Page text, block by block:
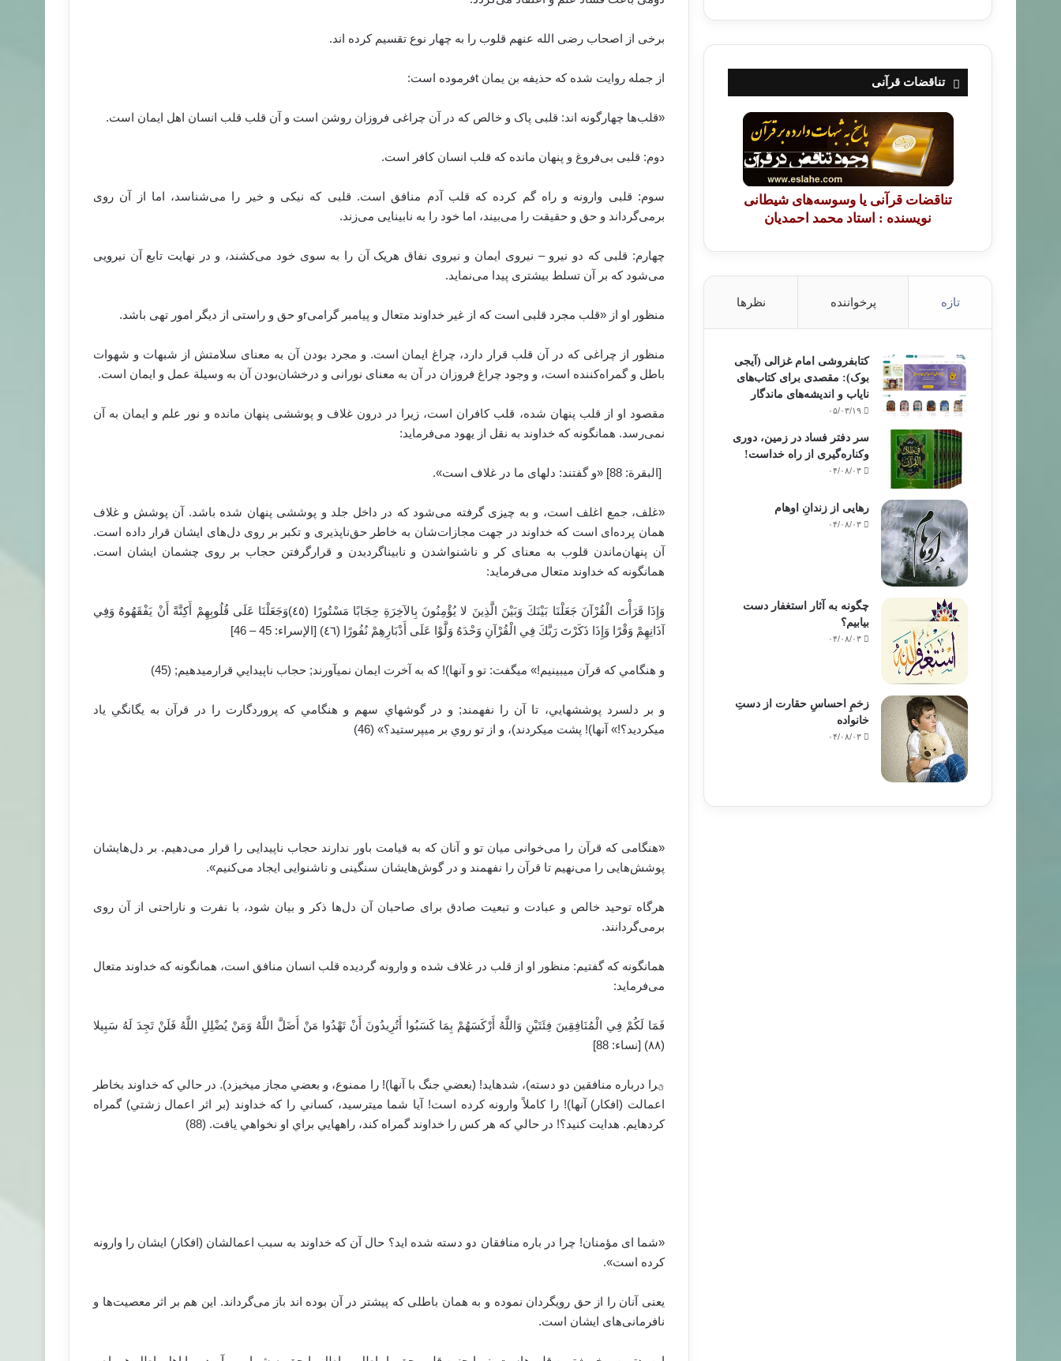
برخی از اصحاب رضی الله عنهم قلوب را به چهار نوع تقسیم کرده اند.
از جمله روایت شده که حذیفه بن یمان tفرموده است:
«قلب‌ها چهارگونه اند: قلبی پاک و خالص که در آن چراغی فروزان روشن است و آن قلب قلب انسان اهل ایمان است.
دوم: قلبی بی‌فروغ و پنهان مانده که قلب انسان کافر است.
سوم: قلبی وارونه و راه گم کرده که قلب آدم منافق است. قلبی که نیکی و خیر را می‌شناسد، اما از آن روی
برمی‌گرداند و حق و حقیقت را می‌بیند، اما خود را به نابینایی می‌زند.
چهارم: قلبی که دو نیرو – نیروی ایمان و نیروی نفاق هریک آن را به سوی خود می‌کشند، و در نهایت تابع آن نیرویی
می‌شود که بر آن تسلط بیشتری پیدا می‌نماید.
منظور او از «قلب مجرد قلبی است که از غیر خداوند متعال و پیامبر گرامیrو حق و راستی از دیگر امور تهی باشد.
منظور از چراغی که در آن قلب قرار دارد، چراغ ایمان است. و مجرد بودن آن به معنای سلامتش از شبهات و شهوات
باطل و گمراه‌کننده است، و وجود چراغ فروزان در آن به معنای نورانی و درخشان‌بودن آن به وسیلة عمل و ایمان است.
مقصود او از قلب پنهان شده، قلب کافران است، زیرا در درون غلاف و پوششی پنهان مانده و نور علم و ایمان به آن
نمی‌رسد. همانگونه که خداوند به نقل از یهود می‌فرماید:
[البقرة: 88] «و گفتند: دلهاى ما در غلاف است».
«غلف، جمع اغلف است، و به چیزی گرفته می‌شود که در داخل جلد و پوششی پنهان شده باشد. آن پوشش و غلاف
همان پرده‌ای است که خداوند در جهت مجازات‌شان به خاطر حق‌ناپذیری و تکبر بر روی دل‌های ایشان قرار داده است.
آن پنهان‌ماندن قلوب به معنای کر و ناشنواشدن و نابیناگردیدن و قرارگرفتن حجاب بر روی چشمان ایشان است.
همانگونه که خداوند متعال می‌فرماید:
وَإِذَا قَرَأْتَ الْقُرْآنَ جَعَلْنَا بَيْنَكَ وَبَيْنَ الَّذِينَ لا يُؤْمِنُونَ بِالآخِرَةِ حِجَابًا مَسْتُورًا (٤٥)وَجَعَلْنَا عَلَى قُلُوبِهِمْ أَكِنَّةً أَنْ يَفْقَهُوهُ وَفِي
آذَانِهِمْ وَقْرًا وَإِذَا ذَكَرْتَ رَبَّكَ فِي الْقُرْآنِ وَحْدَهُ وَلَّوْا عَلَى أَدْبَارِهِمْ نُفُورًا (٤٦) [الإسراء: 45 – 46]
و هنگامي كه قرآن مي‏بينيم!» مي‏گفت: تو و آنها)! كه به آخرت ايمان نمي‏آورند; حجاب ناپيدايي قرارمي‏دهيم; (45)
و بر دلسرد پوششهايي، تا آن را نفهمند; و در گوشه‏اي سهم و هنگامي كه پروردگارت را در قرآن به يگانگي ياد
مي‏كرديد؟!» آنها)! پشت مي‏كردند)، و از تو روي بر مي‏پرستيد؟» (46)
«هنگامی که قرآن را می‌خوانی میان تو و آنان که به قیامت باور ندارند حجاب ناپیدایی را قرار می‌دهیم. بر دل‌هایشان
پوشش‌هایی را می‌نهیم تا قرآن را نفهمند و در گوش‌هایشان سنگینی و ناشنوایی ایجاد می‌کنیم».
هرگاه توحید خالص و عبادت و تبعیت صادق برای صاحبان آن دل‌ها ذکر و بیان شود، با نفرت و ناراحتی از آن روی
برمی‌گردانند.
همانگونه که گفتیم: منظور او از قلب در غلاف شده و وارونه گردیده قلب انسان منافق است، همانگونه که خداوند متعال
می‌فرماید:
فَمَا لَكُمْ فِي الْمُنَافِقِينَ فِئَتَيْنِ وَاللَّهُ أَرْكَسَهُمْ بِمَا كَسَبُوا أَتُرِيدُونَ أَنْ تَهْدُوا مَنْ أَضَلَّ اللَّهُ وَمَنْ يُضْلِلِ اللَّهُ فَلَنْ تَجِدَ لَهُ سَبِيلا
(٨٨) [نساء: 88]
ؿرا درباره منافقين دو دسته)، شده‏ايد! (بعضي جنگ با آنها)! را ممنوع، و بعضي مجاز مي‏خيزد). در حالي كه خداوند بخاطر
اعمالت (افكار) آنها)! را كاملاً وارونه كرده است! آيا شما مي‏ترسيد، كساني را كه خداوند (بر اثر اعمال زشتي) گمراه
كرده‏ايم. هدايت كنيد؟! در حالي كه هر كس را خداوند گمراه كند، راه‏هايي براي او نخواهي يافت. (88)
«شما ای مؤمنان! چرا در باره منافقان دو دسته شده اید؟ حال آن که خداوند به سبب اعمالشان (افکار) ایشان را وارونه
کرده است».
یعنی آنان را از حق رویگردان نموده و به همان باطلی که پیشتر در آن بوده اند باز می‌گرداند. این هم بر اثر معصیت‌ها و
نافرمانی‌های ایشان است.
تناقضات قرآنی
تناقضات قرآنی یا وسوسه‌های شیطانی
نویسنده : استاد محمد احمدیان
تازه پرخواننده نظرها
کتابفروشی امام غزالی (آیجی
بوک): مقصدی برای کتاب‌های
نایاب و اندیشه‌های ماندگار
۰۵/۰۳/۱۹
سر دفتر فساد در زمین‌، دوری
وکناره‌گیری از راه خداست‌!
۰۴/۰۸/۰۳
رهایی از زندانِ اوهام
۰۴/۰۸/۰۳
چگونه به آثار استغفار دست
بیابیم؟
۰۴/۰۸/۰۳
زخمِ احساسِ حقارت از دستِ
خانواده
۰۴/۰۸/۰۳